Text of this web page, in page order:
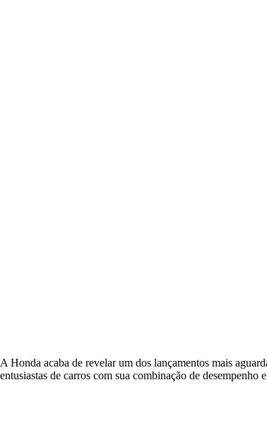
A Honda acaba de revelar um dos lançamentos mais
entusiastas de carros com sua combinação de